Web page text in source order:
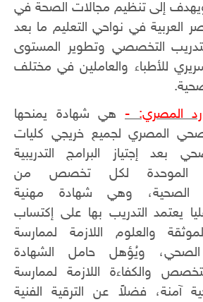
إلى تنظيم مجالات الصحة في
العربية في نواحي التعليم ما بعد
التخصصي وتطوير المستوى
للأطباء والعاملين في مختلف
المصري: - هي شهادة يمنحها
المصري لجميع خريجي كليات
بعد إجتياز البرامج التدريبية
الموحدة لكل تخصص من
الصحية، وهي شهادة مهنية
يعتمد التدريب بها على إكتساب
والعلوم اللازمة لممارسة
ويُؤهل حامل الشهادة
والكفاءة اللازمة لممارسة
آمنة، فضلاً عن الترقية الفنية